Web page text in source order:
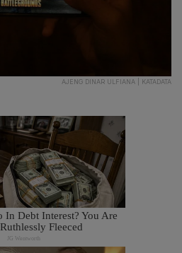
AJENG DINAR ULFIANA | KATADATA